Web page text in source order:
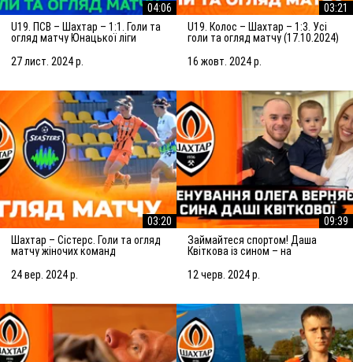
04:06
U19. ПСВ – Шахтар – 1:1. Голи та
огляд матчу Юнацької ліги
27 лист. 2024 р.
03:21
U19. Колос – Шахтар – 1:3. Усі
голи та огляд матчу (17.10.2024)
16 жовт. 2024 р.
03:20
Шахтар – Сістерс. Голи та огляд
матчу жіночих команд
24 вер. 2024 р.
09:39
Займайтеся спортом! Даша
Квіткова із сином – на
12 черв. 2024 р.